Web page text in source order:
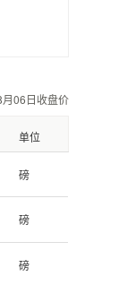
06日收盘价
单位
磅
磅
磅